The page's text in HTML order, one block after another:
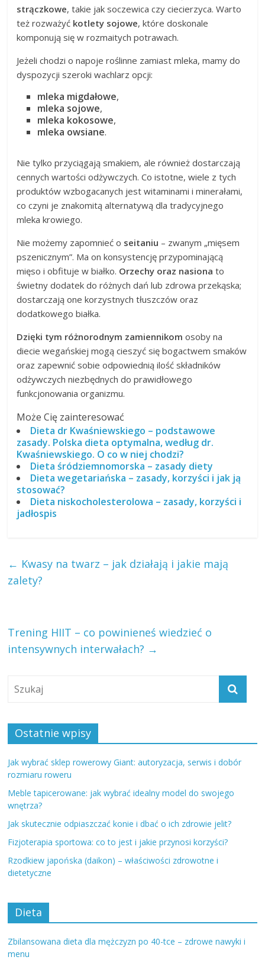
strączkowe, takie jak soczewica czy ciecierzyca. Warto
też rozważyć kotlety sojowe, które doskonale
komponują się w rozmaitych potrawach.
Jeżeli chodzi o napoje roślinne zamiast mleka, mamy do
dyspozycji szeroki wachlarz opcji:
mleka migdałowe,
mleka sojowe,
mleka kokosowe,
mleka owsiane.
Nie tylko przyciągają smakiem, ale również dostarczają
cennych wartości odżywczych. Co istotne, wiele z tych
produktów wzbogacanych jest witaminami i minerałami,
co czyni je znakomitą alternatywą dla tradycyjnego
mleka krowiego.
Nie możemy zapomnieć o seitaniu – zwanym „mięsem
pszenicznym”. Ma on konsystencję przypominającą
mięso i obfituje w białko. Orzechy oraz nasiona to
świetny dodatek do różnych dań lub zdrowa przekąska;
dostarczają one korzystnych tłuszczów oraz
dodatkowego białka.
Dzięki tym różnorodnym zamiennikom osoby na
diecie wegańskiej mogą cieszyć się bogactwem smaków
oraz zapewnić sobie odpowiednią ilość składników
odżywczych niezbędnych do prawidłowego
funkcjonowania organizmu.
Może Cię zainteresować
Dieta dr Kwaśniewskiego – podstawowe
zasady. Polska dieta optymalna, według dr.
Kwaśniewskiego. O co w niej chodzi?
Dieta śródziemnomorska – zasady diety
Dieta wegetariańska – zasady, korzyści i jak ją
stosować?
Dieta niskocholesterolowa – zasady, korzyści i
jadłospis
← Kwasy na twarz – jak działają i jakie mają
zalety?
Trening HIIT – co powinieneś wiedzieć o
intensywnych interwałach? →
Ostatnie wpisy
Jak wybrać sklep rowerowy Giant: autoryzacja, serwis i dobór
rozmiaru roweru
Meble tapicerowane: jak wybrać idealny model do swojego
wnętrza?
Jak skutecznie odpiaszczać konie i dbać o ich zdrowie jelit?
Fizjoterapia sportowa: co to jest i jakie przynosi korzyści?
Rzodkiew japońska (daikon) – właściwości zdrowotne i
dietetyczne
Dieta
Zbilansowana dieta dla mężczyzn po 40-tce – zdrowe nawyki i
menu